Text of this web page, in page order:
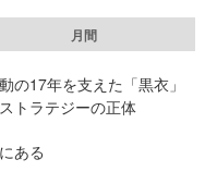
月間
の17年を支えた「黒衣」
トラテジーの正体
ある